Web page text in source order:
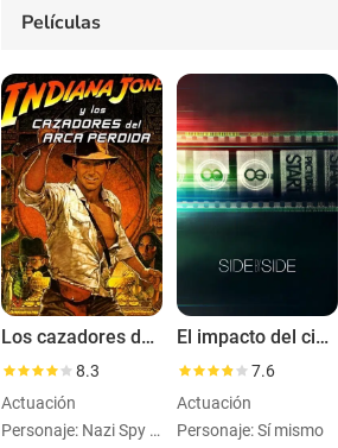
Películas
Los cazadores del arca perdida
8.3
Actuación
Personaje: Nazi Spy on the Airplaneuncredited
El impacto del cine digital
7.6
Actuación
Personaje: Sí mismo